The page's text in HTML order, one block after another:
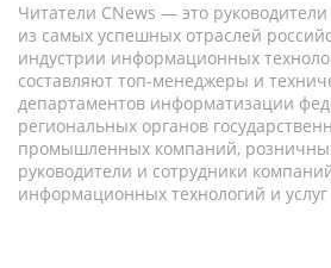
Читатели CNews — это
из самых успешных отраслей
индустрии информационных
составляют топ-менеджеры и
департаментов информатизации
региональных органов
промышленных компаний,
руководители и сотрудники
информационных технологий и услуг